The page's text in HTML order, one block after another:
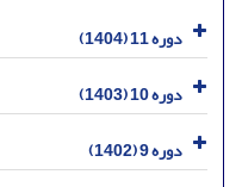
دوره 11 (1404)
دوره 10 (1403)
دوره 9 (1402)